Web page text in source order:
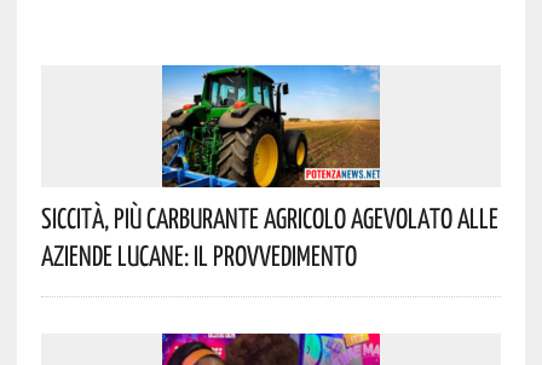
Siccità, Più Carburante Agricolo Agevolato Alle
Aziende Lucane: Il Provvedimento